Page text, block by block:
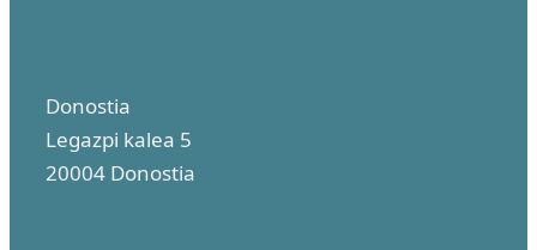
Donostia
Legazpi kalea 5
20004 Donostia